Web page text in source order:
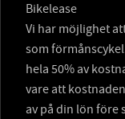
Bikelease
Vi har möjlighet
som
hela 50% av
vare att
av på din lön före